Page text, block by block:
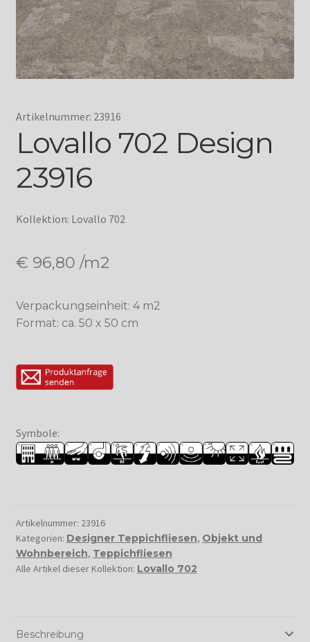
Artikelnummer: 23916
Lovallo 702 Design
23916
Kollektion: Lovallo 702
€ 96,80 /m2
Verpackungseinheit: 4 m2
Format: ca. 50 x 50 cm
Symbole:
Artikelnummer: 23916
Kategorien: Designer Teppichfliesen, Objekt und
Wohnbereich, Teppichfliesen
Alle Artikel dieser Kollektion: Lovallo 702
Beschreibung